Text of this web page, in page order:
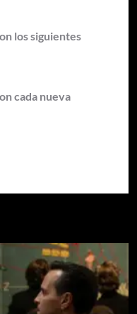
los siguientes
cada nueva